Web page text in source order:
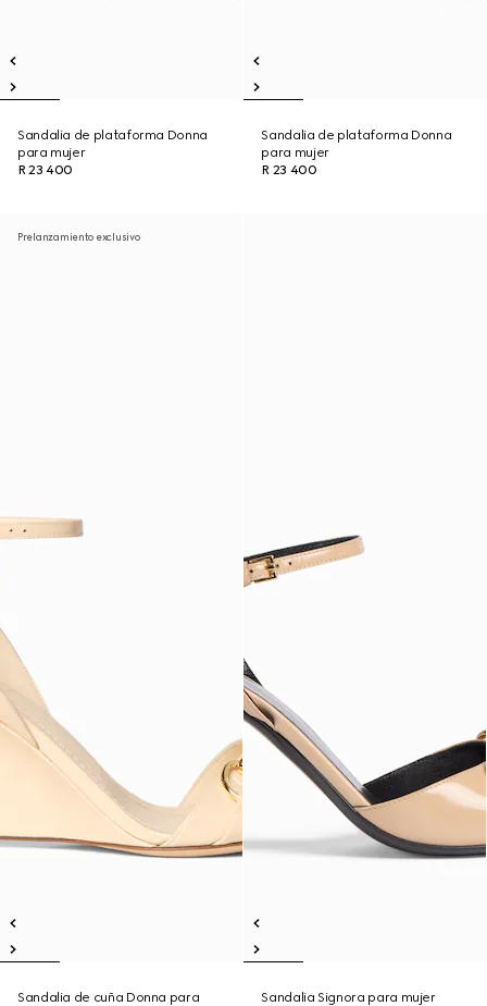
Sandalia de plataforma Donna
para mujer
R 23 400
Sandalia de plataforma Donna
para mujer
R 23 400
Prelanzamiento exclusivo
Sandalia de cuña Donna para
Sandalia Signora para mujer